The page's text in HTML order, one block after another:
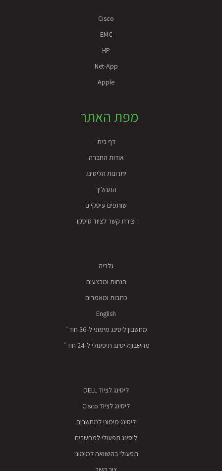
Cisco
EMC
HP
Net-App
Apple
מפת האתר
דף בית
אודות החברה
יתרונות הליסינג
התהליך
שותפים עיסקיים
יצירת קשר לציוד סיסקו
גלריה
הנחות ומבצעים
כתבות ומאמרים
English
מחשבון:ליסינג מימוני ל-36 חוד´
מחשבון:ליסינג תיפעולי ל-24 חוד´
ליסינג לציוד DELL
ליסינג לציוד Cisco
ליסינג מימוני למחשבים
ליסינג תפעולי למחשבים
תפעולי בהשוואה למימוני